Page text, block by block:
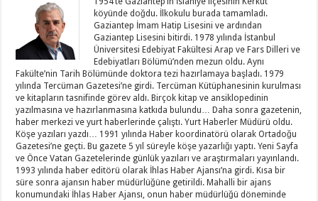
köyünde doğdu. İlkokulu burada tamamladı.
Gaziantep İmam Hatip Lisesini ve ardından
Gaziantep Lisesini bitirdi. 1978 yılında İstanbul
Üniversitesi Edebiyat Fakültesi Arap ve Fars Dilleri ve
Edebiyatları Bölümü’nden mezun oldu. Aynı
Fakülte’nin Tarih Bölümünde doktora tezi hazırlamaya başladı. 1979
yılında Tercüman Gazetesi’ne girdi. Tercüman Kütüphanesinin kurulması
ve kitapların tasnifinde görev aldı. Birçok kitap ve ansiklopedinin
yazılmasına ve hazırlanmasına katkıda bulundu… Daha sonra gazetenin,
haber merkezi ve yurt haberlerinde çalıştı. Yurt Haberler Müdürü oldu.
Köşe yazıları yazdı… 1991 yılında Haber koordinatörü olarak Ortadoğu
Gazetesi’ne geçti. Bu gazete 5 yıl süreyle köşe yazarlığı yaptı. Yeni Sayfa
ve Önce Vatan Gazetelerinde günlük yazıları ve araştırmaları yayınlandı.
1993 yılında haber editörü olarak İhlas Haber Ajansı’na girdi. Kısa bir
süre sonra ajansın haber müdürlüğüne getirildi. Mahalli bir ajans
konumundaki İhlas Haber Ajansı, onun haber müdürlüğü döneminde